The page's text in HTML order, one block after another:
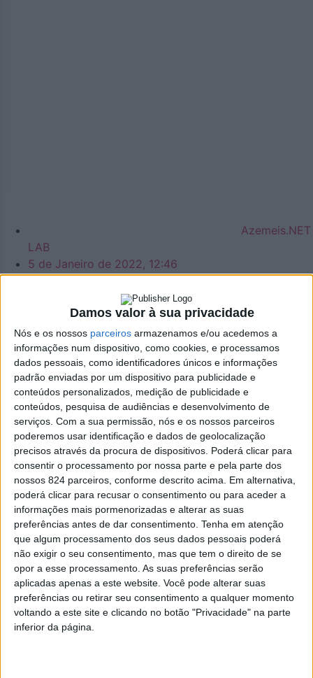
Damos valor à sua privacidade
Nós e os nossos parceiros armazenamos e/ou acedemos a
informações num dispositivo, como cookies, e processamos
dados pessoais, como identificadores únicos e informações
padrão enviadas por um dispositivo para publicidade e
conteúdos personalizados, medição de publicidade e
conteúdos, pesquisa de audiências e desenvolvimento de
serviços. Com a sua permissão, nós e os nossos parceiros
poderemos usar identificação e dados de geolocalização
precisos através da procura de dispositivos. Poderá clicar para
consentir o processamento por nossa parte e pela parte dos
nossos 824 parceiros, conforme descrito acima. Em alternativa,
poderá clicar para recusar o consentimento ou para aceder a
informações mais pormenorizadas e alterar as suas
preferências antes de dar consentimento. Tenha em atenção
que algum processamento dos seus dados pessoais poderá
não exigir o seu consentimento, mas que tem o direito de se
opor a esse processamento. As suas preferências serão
aplicadas apenas a este website. Você pode alterar suas
preferências ou retirar seu consentimento a qualquer momento
voltando a este site e clicando no botão "Privacidade" na parte
inferior da página.
Azemeis.NET
LAB
5 de Janeiro de 2022, 12:46
C
om matrícula de setembro de 2016, o Seat
Ibiza SC 1.4 TDi FR que trazemos para esta
primeira edição do teste ao usado conta
com cerca de 56.000 quilómetros
percorridos e está num estado de
conservação muito semelhante ao original. Entre os
principais pontos de destaque deste utilitário com “pinta
de desportivo”, nota para: os bancos desportivos, o teto
de abrir, o sistema de infoentretenimento com ecrã tátil, a
disponibilidade do motor e os consumos reduzidos.